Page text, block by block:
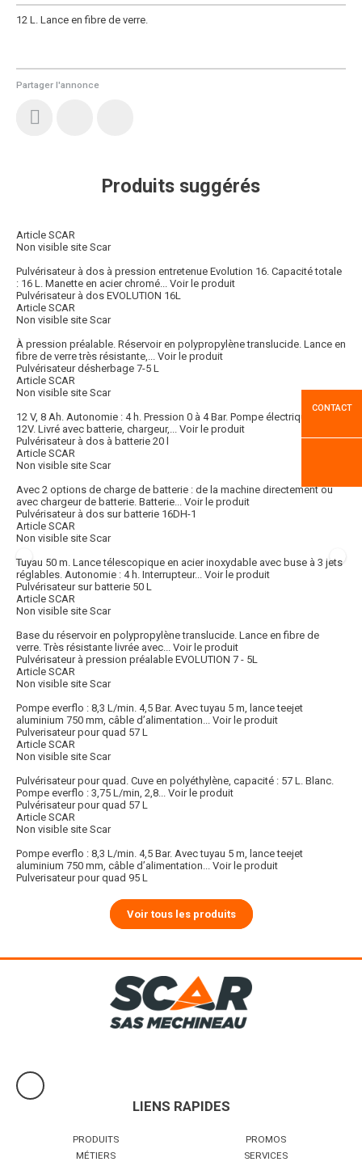
Partager l'annonce
12 L. Lance en fibre de verre.
Produits suggérés
Article SCAR
Non visible site Scar
Pulvérisateur à dos à pression entretenue Evolution 16. Capacité totale
: 16 L. Manette en acier chromé... Voir le produit
Pulvérisateur à dos EVOLUTION 16L
Article SCAR
Non visible site Scar
À pression préalable. Réservoir en polypropylène translucide. Lance en
fibre de verre très résistante,... Voir le produit
Pulvérisateur désherbage 7-5 L
Article SCAR
Non visible site Scar
12 V, 8 Ah. Autonomie : 4 h. Pression 0 à 4 Bar. Pompe électrique DC
12V. Livré avec batterie, chargeur,... Voir le produit
Pulvérisateur à dos à batterie 20 l
Article SCAR
Non visible site Scar
Avec 2 options de charge de batterie : de la machine directement ou
avec chargeur de batterie. Batterie... Voir le produit
Pulvérisateur à dos sur batterie 16DH-1
Article SCAR
Non visible site Scar
Tuyau 50 m. Lance télescopique en acier inoxydable avec buse à 3 jets
réglables. Autonomie : 4 h. Interrupteur... Voir le produit
Pulvérisateur sur batterie 50 L
Article SCAR
Non visible site Scar
Base du réservoir en polypropylène translucide. Lance en fibre de
verre. Très résistante livrée avec... Voir le produit
Pulvérisateur à pression préalable EVOLUTION 7 - 5L
Article SCAR
Non visible site Scar
Pompe everflo : 8,3 L/min. 4,5 Bar. Avec tuyau 5 m, lance teejet
aluminium 750 mm, câble d’alimentation... Voir le produit
Pulverisateur pour quad 57 L
Article SCAR
Non visible site Scar
Pulvérisateur pour quad. Cuve en polyéthylène, capacité : 57 L. Blanc.
Pompe everflo : 3,75 L/min, 2,8... Voir le produit
Pulvérisateur pour quad 57 L
Article SCAR
Non visible site Scar
Pompe everflo : 8,3 L/min. 4,5 Bar. Avec tuyau 5 m, lance teejet
aluminium 750 mm, câble d’alimentation... Voir le produit
Pulverisateur pour quad 95 L
Voir tous les produits
CONTACT
LIENS RAPIDES
PRODUITS
PROMOS
MÉTIERS
SERVICES